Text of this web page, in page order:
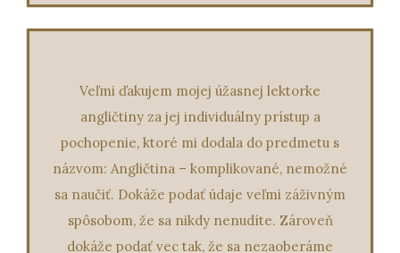
Veľmi ďakujem mojej úžasnej lektorke
angličtiny za jej individuálny prístup a
pochopenie, ktoré mi dodala do predmetu s
názvom: Angličtina – komplikované, nemožné
sa naučiť. Dokáže podať údaje veľmi záživným
spôsobom, že sa nikdy nenudíte. Zároveň
dokáže podať vec tak, že sa nezaoberáme